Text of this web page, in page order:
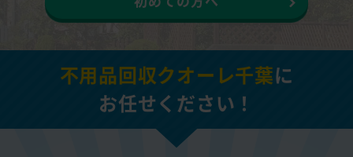
不用品回収クオーレ千葉に
お任せください！